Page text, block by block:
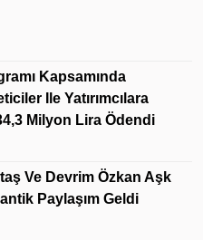
Kapsamında
Ile Yatırımcılara
Milyon Lira Ödendi
Ve Devrim Özkan Aşk
Paylaşım Geldi